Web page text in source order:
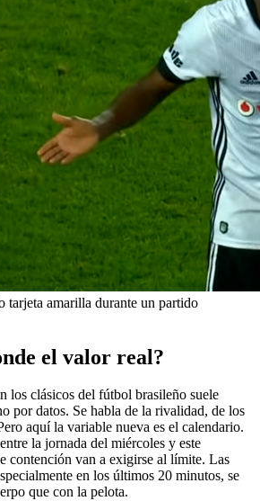
tarjeta amarilla durante un partido
el valor real?
los clásicos del fútbol brasileño suele
por datos. Se habla de la rivalidad, de los
aquí la variable nueva es el calendario.
la jornada del miércoles y este
contención van a exigirse al límite. Las
en los últimos 20 minutos, se
que con la pelota.